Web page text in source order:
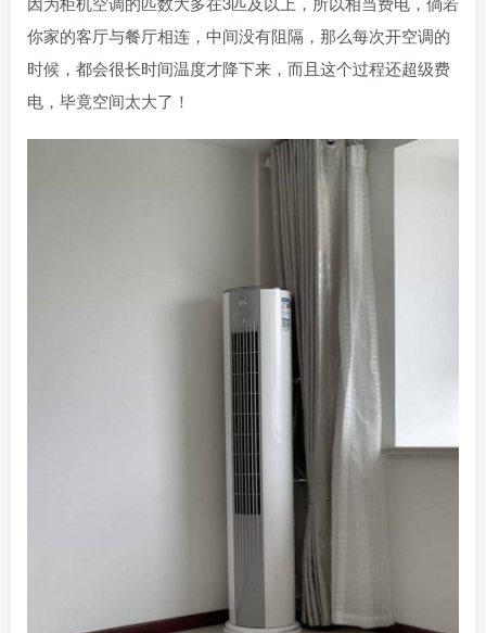
你家的客厅与餐厅相连，中间没有阻隔，那么每次开空调的
时候，都会很长时间温度才降下来，而且这个过程还超级费
电，毕竟空间太大了！